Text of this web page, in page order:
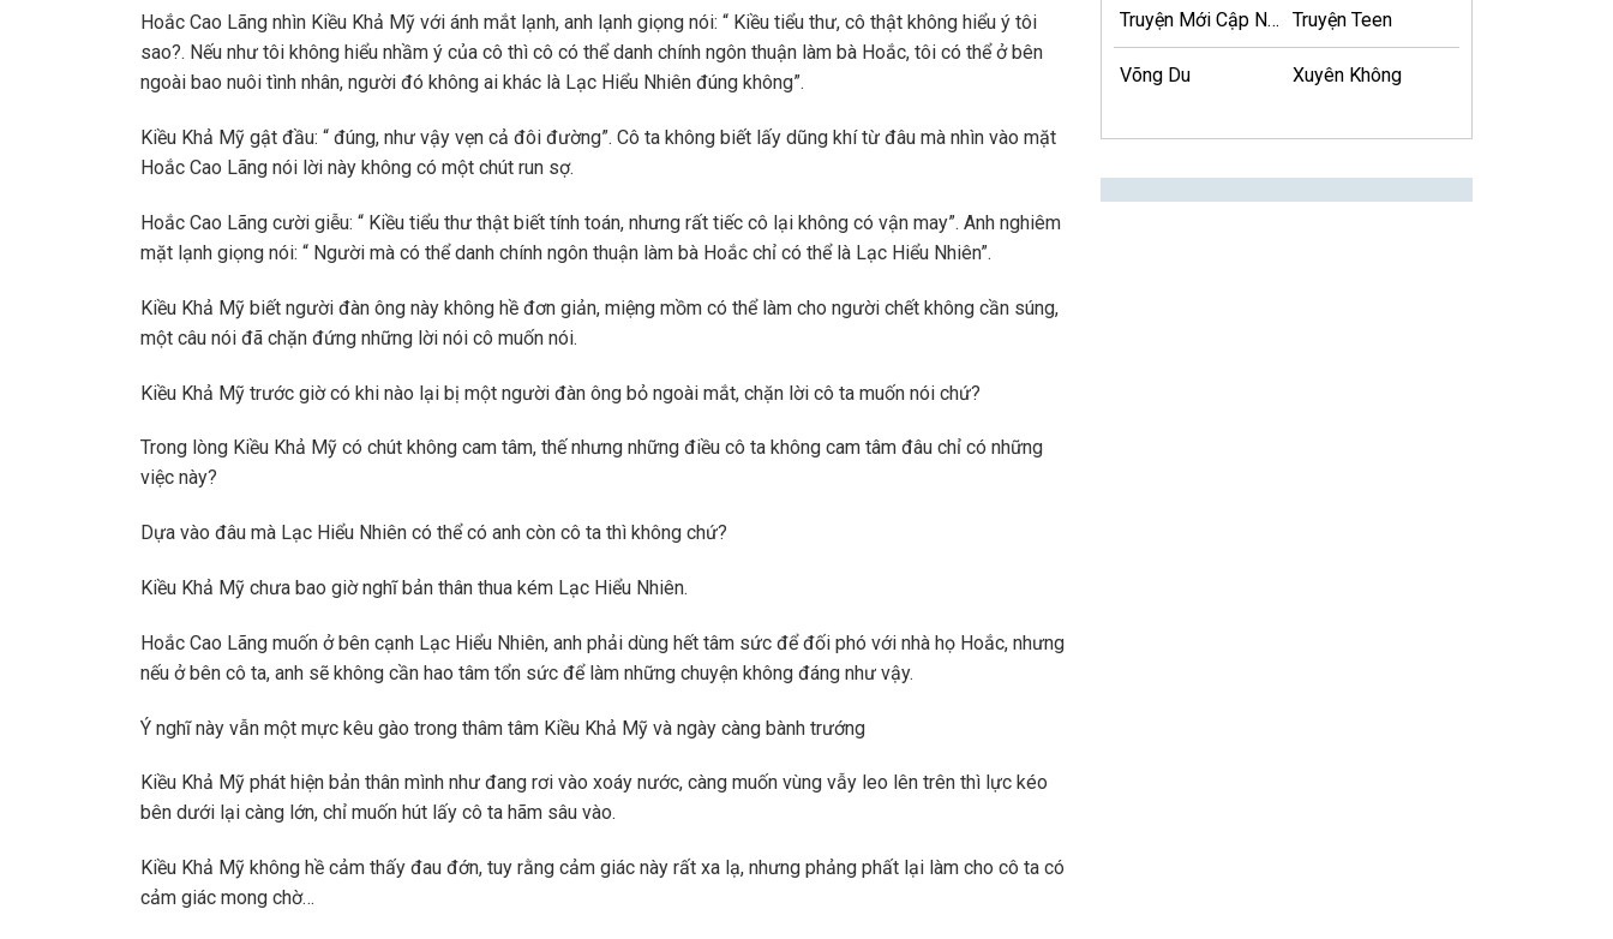
Hoắc Cao Lãng nhìn Kiều Khả Mỹ với ánh mắt lạnh, anh lạnh giọng nói: “ Kiều tiểu thư, cô thật không hiểu ý tôi
sao?. Nếu như tôi không hiểu nhầm ý của cô thì cô có thể danh chính ngôn thuận làm bà Hoắc, tôi có thể ở bên
ngoài bao nuôi tình nhân, người đó không ai khác là Lạc Hiểu Nhiên đúng không”.
Kiều Khả Mỹ gật đầu: “ đúng, như vậy vẹn cả đôi đường”. Cô ta không biết lấy dũng khí từ đâu mà nhìn vào mặt
Hoắc Cao Lãng nói lời này không có một chút run sợ.
Hoắc Cao Lãng cười giễu: “ Kiều tiểu thư thật biết tính toán, nhưng rất tiếc cô lại không có vận may”. Anh nghiêm
mặt lạnh giọng nói: “ Người mà có thể danh chính ngôn thuận làm bà Hoắc chỉ có thể là Lạc Hiểu Nhiên”.
Kiều Khả Mỹ biết người đàn ông này không hề đơn giản, miệng mồm có thể làm cho người chết không cần súng,
một câu nói đã chặn đứng những lời nói cô muốn nói.
Kiều Khả Mỹ trước giờ có khi nào lại bị một người đàn ông bỏ ngoài mắt, chặn lời cô ta muốn nói chứ?
Trong lòng Kiều Khả Mỹ có chút không cam tâm, thế nhưng những điều cô ta không cam tâm đâu chỉ có những
việc này?
Dựa vào đâu mà Lạc Hiểu Nhiên có thể có anh còn cô ta thì không chứ?
Kiều Khả Mỹ chưa bao giờ nghĩ bản thân thua kém Lạc Hiểu Nhiên.
Hoắc Cao Lãng muốn ở bên cạnh Lạc Hiểu Nhiên, anh phải dùng hết tâm sức để đối phó với nhà họ Hoắc, nhưng
nếu ở bên cô ta, anh sẽ không cần hao tâm tổn sức để làm những chuyện không đáng như vậy.
Ý nghĩ này vẫn một mực kêu gào trong thâm tâm Kiều Khả Mỹ và ngày càng bành trướng
Kiều Khả Mỹ phát hiện bản thân mình như đang rơi vào xoáy nước, càng muốn vùng vẫy leo lên trên thì lực kéo
bên dưới lại càng lớn, chỉ muốn hút lấy cô ta hãm sâu vào.
Kiều Khả Mỹ không hề cảm thấy đau đớn, tuy rằng cảm giác này rất xa lạ, nhưng phảng phất lại làm cho cô ta có
cảm giác mong chờ…
Truyện Mới Cập Nhật Truyện Teen
Võng Du Xuyên Không